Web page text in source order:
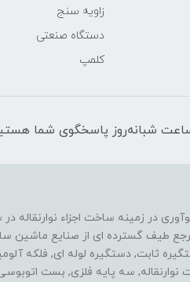
زاویه سنج
دستگاه صنعتی
کلمپ
طیف گسترده ای از صنایع ماشین سازی
ثابت, دستگیره لوله ای, فلکه
نوارنقاله, سه پایه فلزی, بست